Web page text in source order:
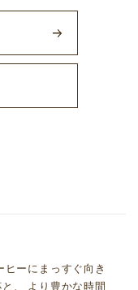
ヒーにまっすぐ向き
、 より豊かな時間